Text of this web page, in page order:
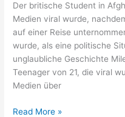
Der britische Student in
Medien viral wurde,
auf einer Reise
wurde, als eine politische
unglaubliche Geschichte
Teenager von 21, die viral
Medien über
seines
Lebens
GELEBT
hat
Read More »